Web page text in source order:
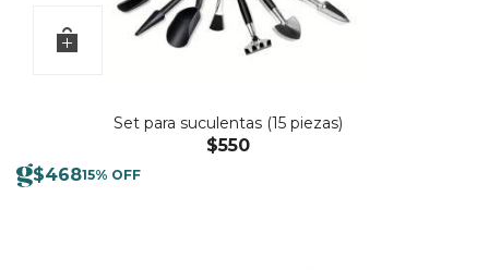
Set para suculentas (15 piezas)
$550
$46815% OFF